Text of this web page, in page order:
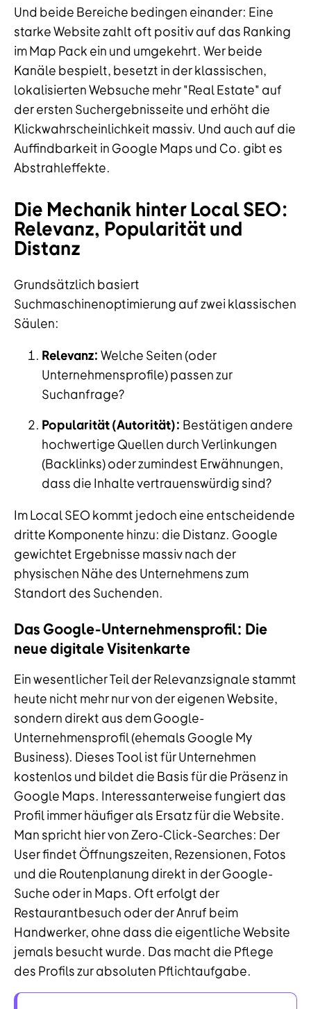
Und beide Bereiche bedingen einander: Eine
starke Website zahlt oft positiv auf das Ranking
im Map Pack ein und umgekehrt. Wer beide
Kanäle bespielt, besetzt in der klassischen,
lokalisierten Websuche mehr "Real Estate" auf
der ersten Suchergebnisseite und erhöht die
Klickwahrscheinlichkeit massiv. Und auch auf die
Auffindbarkeit in Google Maps und Co. gibt es
Abstrahleffekte.
Die Mechanik hinter Local SEO:
Relevanz, Popularität und
Distanz
Grundsätzlich basiert
Suchmaschinenoptimierung auf zwei klassischen
Säulen:
Relevanz: Welche Seiten (oder
Unternehmensprofile) passen zur
Suchanfrage?
Popularität (Autorität): Bestätigen andere
hochwertige Quellen durch Verlinkungen
(Backlinks) oder zumindest Erwähnungen,
dass die Inhalte vertrauenswürdig sind?
Im Local SEO kommt jedoch eine entscheidende
dritte Komponente hinzu: die Distanz. Google
gewichtet Ergebnisse massiv nach der
physischen Nähe des Unternehmens zum
Standort des Suchenden.
Das Google-Unternehmensprofil: Die
neue digitale Visitenkarte
Ein wesentlicher Teil der Relevanzsignale stammt
heute nicht mehr nur von der eigenen Website,
sondern direkt aus dem Google-
Unternehmensprofil (ehemals Google My
Business). Dieses Tool ist für Unternehmen
kostenlos und bildet die Basis für die Präsenz in
Google Maps. Interessanterweise fungiert das
Profil immer häufiger als Ersatz für die Website.
Man spricht hier von Zero-Click-Searches: Der
User findet Öffnungszeiten, Rezensionen, Fotos
und die Routenplanung direkt in der Google-
Suche oder in Maps. Oft erfolgt der
Restaurantbesuch oder der Anruf beim
Handwerker, ohne dass die eigentliche Website
jemals besucht wurde. Das macht die Pflege
des Profils zur absoluten Pflichtaufgabe.